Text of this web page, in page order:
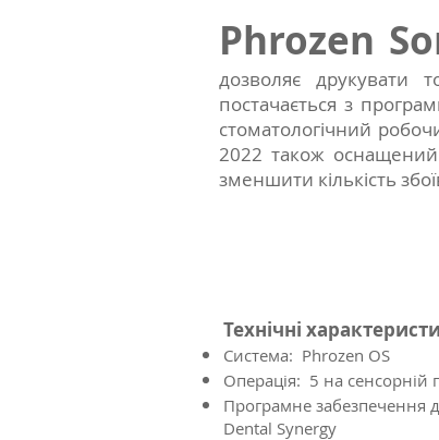
Phrozen
дозволяє друкувати
постачається з
стоматологічний
2022 також
зменшити кількість
Технічні
Система: Phrozen OS
Операція: 5 на сенсорній
Програмне забезпечення
Dental Synergy